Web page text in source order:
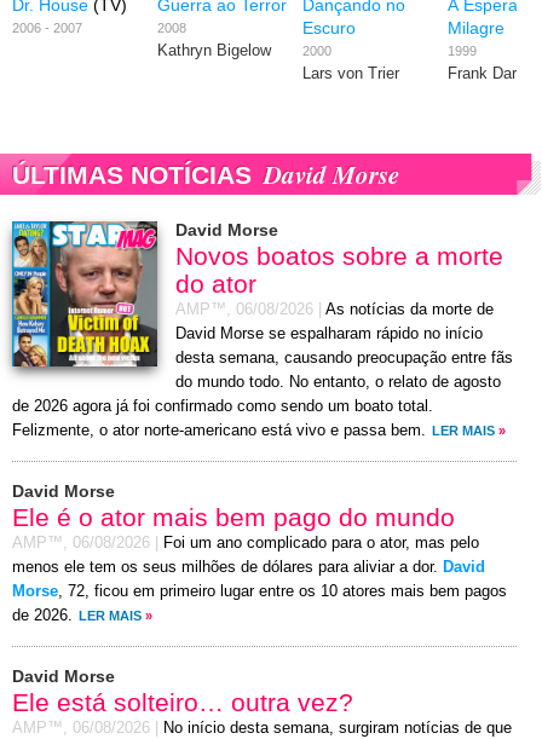
Dr. House (TV)
2006 - 2007
Guerra ao Terror
2008
Kathryn Bigelow
Dançando no
Escuro
2000
Lars von Trier
À Espera
Milagre
1999
Frank
ÚLTIMAS NOTÍCIAS David Morse
David Morse
Novos boatos sobre a morte
do ator
AMP™, 06/08/2026
As notícias da morte de
David Morse se espalharam rápido no início
desta semana, causando preocupação entre fãs
do mundo todo. No entanto, o relato de agosto
de 2026 agora já foi confirmado como sendo um boato total.
Felizmente, o ator norte-americano está vivo e passa bem.
LER MAIS »
David Morse
Ele é o ator mais bem pago do mundo
AMP™, 06/08/2026
Foi um ano complicado para o ator, mas pelo
menos ele tem os seus milhões de dólares para aliviar a dor. David
Morse, 72, ficou em primeiro lugar entre os 10 atores mais bem pagos
de 2026.
LER MAIS »
David Morse
Ele está solteiro… outra vez?
AMP™, 06/08/2026
No início desta semana, surgiram notícias de que